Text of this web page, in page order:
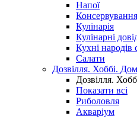
Напої
Консервування
Кулінарія
Кулінарні
Кухні народів
Салати
Дозвілля. Хоббі.
Дозвілля.
Показати всі
Риболовля
Акваріум